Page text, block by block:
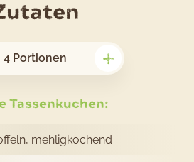
für
Rezept
4 Portionen +
Tassenkuchen:
mehligkochend